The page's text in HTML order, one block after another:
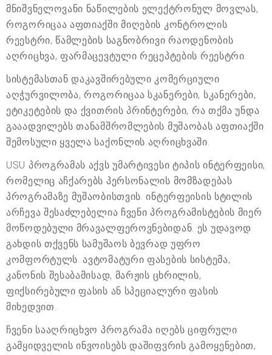
მნიშვნელოვანი ნაწილების ელექტრონულ მოვლას,
როგორიცაა აფთიაქში მიღების კონტროლის
რეესტრი, წამლების საგნობრივი რაოდენობის
აღრიცხვა, ფარმაცევტული რეცეპტების რეესტრი.
სისტემასთან დაკავშირებული კომერციული
აღჭურვილობა, როგორიცაა სკანერები, სკანერები,
ეტიკეტების და ქვითრის პრინტერები, რა თქმა უნდა
გააადვილებს თანამშრომლების მუშაობას აფთიაქში
შემოსული ყველა საქონლის აღრიცხვაში.
USU პროგრამას აქვს უმარტივესი ტიპის ინტერფეისი,
რომელიც აჩქარებს პერსონალის მომზადებას
პროგრამაზე მუშაობისთვის. ინტერფეისის სტილის
არჩევა შესაძლებელია ჩვენი პროგრამისტების მიერ
მოწოდებული მრავალფეროვნებიდან. ეს უდავოდ
გახდის თქვენს სამუშაოს ბევრად უფრო
კომფორტულს. ავტომატური ფასების სისტემა,
კანონის შესაბამისად, მარჟის ცხრილის,
ფიქსირებული ფასის ან სპეციალური ფასის
მიხედვით.
ჩვენი სააღრიცხვო პროგრამა იღებს ციფრული
გამყიდველის ინვოისებს დაშიფვრის გამოყენებით,